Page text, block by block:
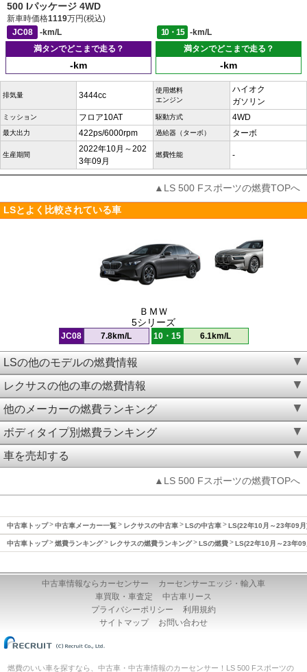
500 Iパッケージ 4WD
新車時価格1119万円(税込)
JC08
-km/L 10・15
-km/L
満タンでどこまで走る？
-km
満タンでどこまで走る？
-km
排気量 3444cc
使用燃料
エンジン
ハイオク
ガソリン
ミッション フロア10AT 駆動方式 4WD
最大出力 422ps/6000rpm 過給器（ターボ） ターボ
生産期間
2022年10月～202
3年09月
燃費性能 -
▲LS 500 Fスポーツの燃費TOPへ
LSとよく比較されている車
ＢＭＷ
5シリーズ
JC08 7.8km/L 10・15 6.1km/L
LSの他のモデルの燃費情報
レクサスの他の車の燃費情報
他のメーカーの燃費ランキング
ボディタイプ別燃費ランキング
車を売却する
▲LS 500 Fスポーツの燃費TOPへ
中古車トップ 中古車メーカー一覧 レクサスの中古車 LSの中古車 LS(22年10月～23年09月
中古車トップ 燃費ランキング レクサスの燃費ランキング LSの燃費 LS(22年10月～23年09
中古車情報ならカーセンサー
カーセンサーエッジ・輸入車
車買取・車査定
中古車リース
プライバシーポリシー
利用規約
サイトマップ
お問い合わせ
燃費のいい車を探すなら、中古車・中古車情報のカーセンサー！LS 500 Fスポーツの